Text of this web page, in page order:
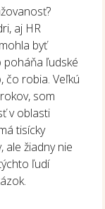
aj HR
byť
poháňa ľudské
čo robia. Veľkú
som
v oblasti
tisícky
ale žiadny nie
ľudí